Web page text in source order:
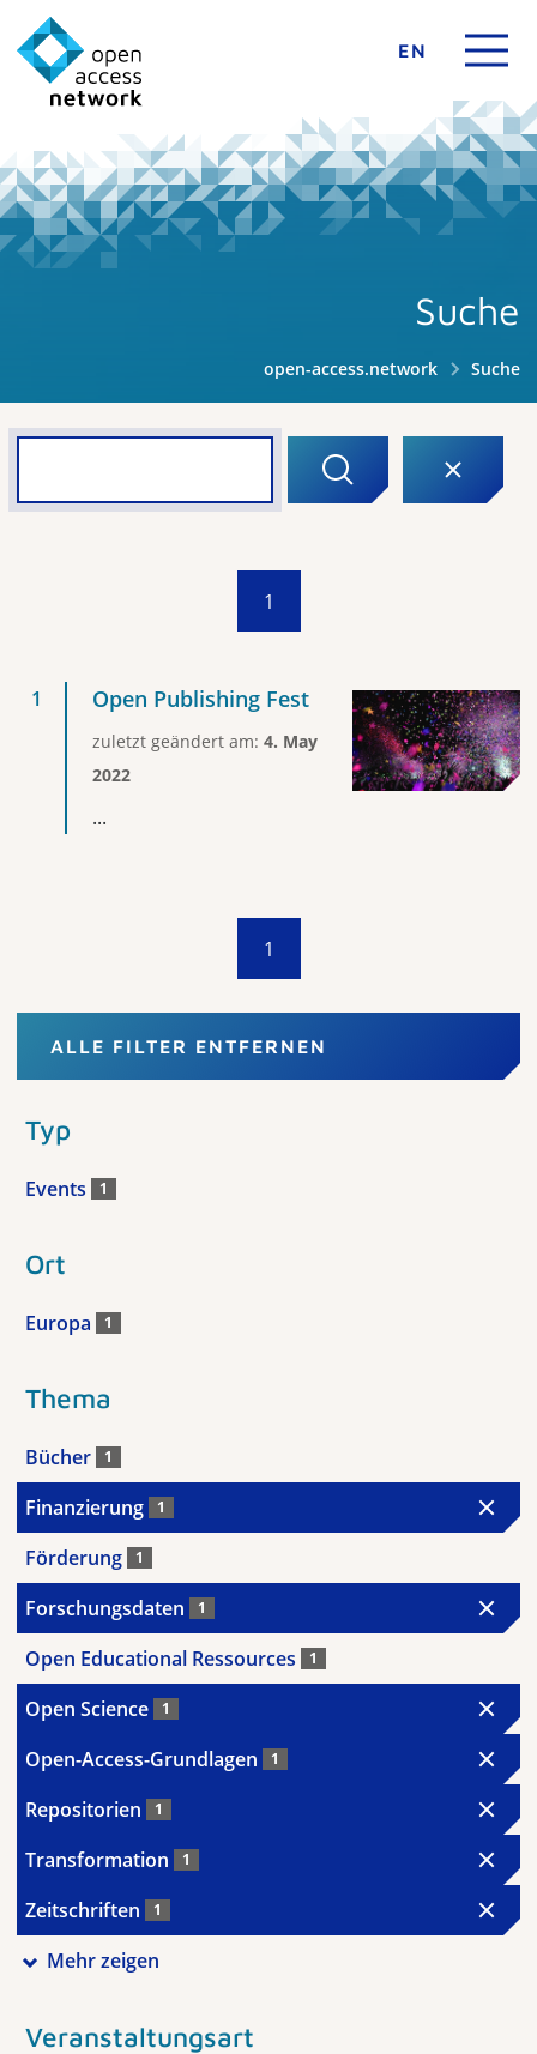
EN
Suche
open-access.network Suche
1
Open Publishing Fest
zuletzt geändert am: 4. May
2022
...
1
ALLE FILTER ENTFERNEN
Typ
Events 1
Ort
Europa 1
Thema
Bücher 1
Finanzierung 1
Förderung 1
Forschungsdaten 1
Open Educational Ressources 1
Open Science 1
Open-Access-Grundlagen 1
Repositorien 1
Transformation 1
Zeitschriften 1
Mehr zeigen
Veranstaltungsart